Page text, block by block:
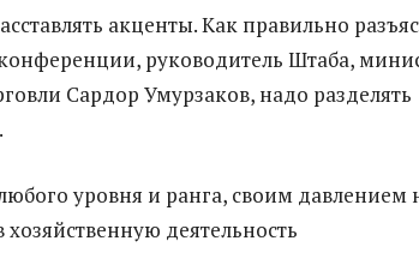
акценты. Как правильно
руководитель Штаба,
Сардор Умурзаков, надо разделять
уровня и ранга, своим давлением
деятельность